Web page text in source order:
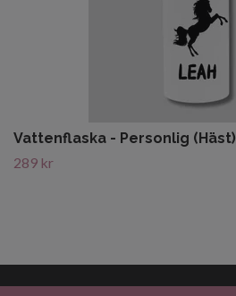
Vattenflaska - Personlig (Häst)
289 kr